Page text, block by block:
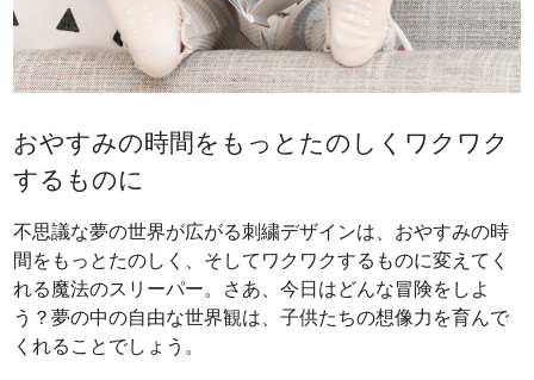
おやすみの時間をもっとたのしくワクワク
するものに
不思議な夢の世界が広がる刺繍デザインは、おやすみの時
間をもっとたのしく、そしてワクワクするものに変えてく
れる魔法のスリーパー。さあ、今日はどんな冒険をしよ
う？夢の中の自由な世界観は、子供たちの想像力を育んで
くれることでしょう。